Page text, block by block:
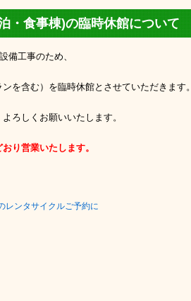
・食事棟)の臨時休館について
備工事のため、
を含む）を臨時休館と させていただきます。
ろしくお願いいたします。
り営業いたします。
レンタサイクルご予約に